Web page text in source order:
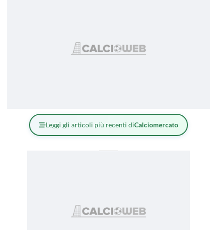
Leggi gli articoli più recenti diCalciomercato